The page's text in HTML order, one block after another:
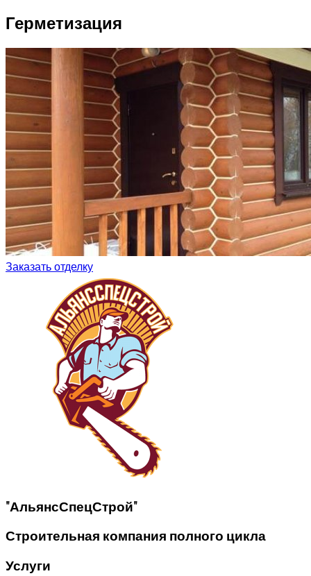
Герметизация
Заказать отделку
"АльянсСпецСтрой"
Строительная компания полного цикла
Услуги